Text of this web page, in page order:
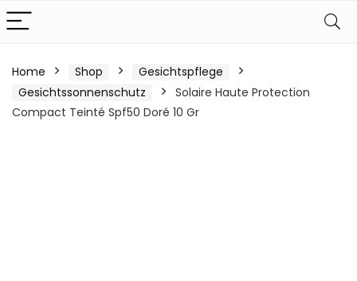
Home Shop
Gesichtspflege
Gesichtssonnenschutz
Solaire Haute Protection
Compact Teinté Spf50 Doré 10 Gr